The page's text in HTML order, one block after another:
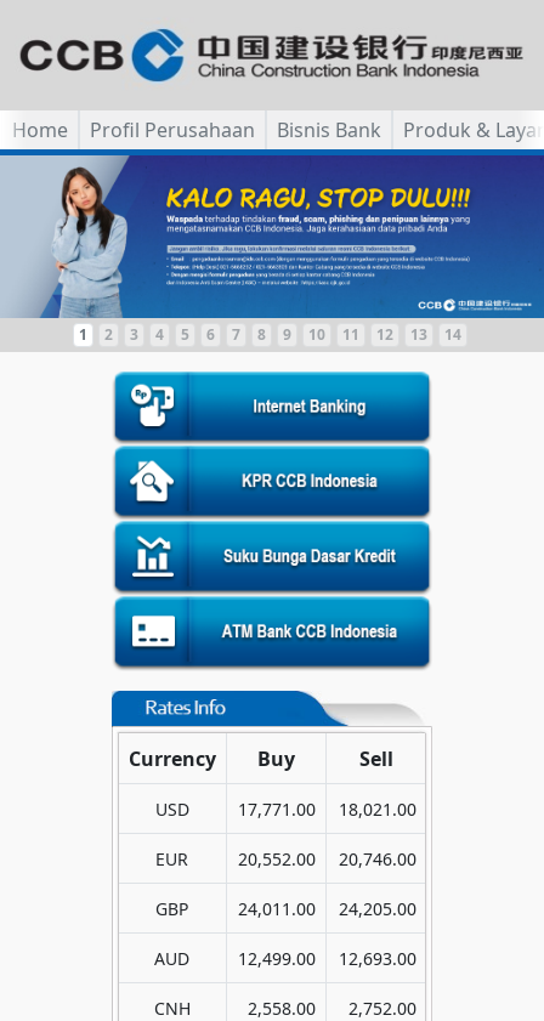
Home Profil Perusahaan Bisnis Bank Produk &
1 2 3 4 5 6 7 8 9 10 11 12 13 14
Currency Buy Sell
USD 17,771.00 18,021.00
EUR 20,552.00 20,746.00
GBP 24,011.00 24,205.00
AUD 12,499.00 12,693.00
CNH 2,558.00 2,752.00